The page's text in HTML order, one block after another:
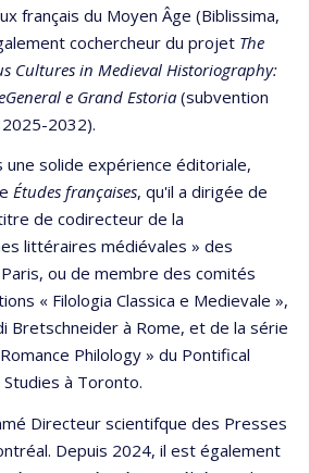
français du Moyen Âge (Biblissima,
cochercheur du projet The
Cultures in Medieval Historiography:
e Grand Estoria (subvention
2032).
une solide expérience éditoriale,
Études françaises, qu'il a dirigée de
de codirecteur de la
littéraires médiévales » des
ou de membre des comités
« Filologia Classica e Medievale »,
Bretschneider à Rome, et de la série
Philology » du Pontifical
à Toronto.
Directeur scientifque des Presses
Depuis 2024, il est également